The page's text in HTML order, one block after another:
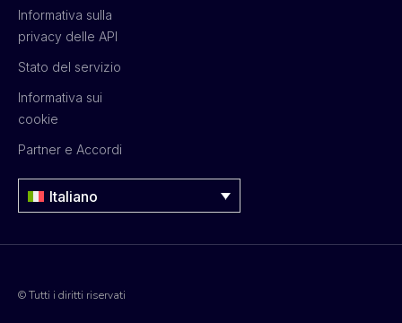
Informativa sulla
privacy delle API
Stato del servizio
Informativa sui
cookie
Partner e Accordi
Italiano
© Tutti i diritti riservati